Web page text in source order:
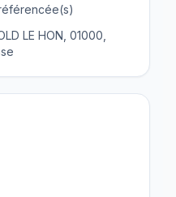
LE HON, 01000,